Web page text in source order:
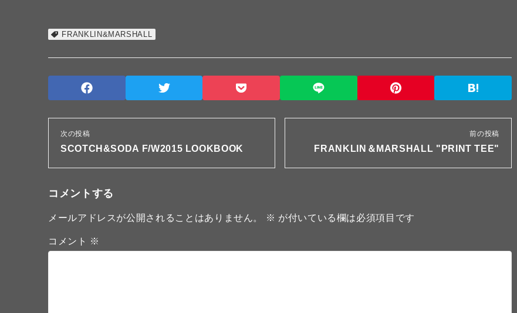
FRANKLIN&MARSHALL
次の投稿
SCOTCH&SODA F/W2015 LOOKBOOK
前の投稿
FRANKLIN＆MARSHALL "PRINT TEE"
コメントする
メールアドレスが公開されることはありません。 ※ が付いている欄は必須項目です
コメント ※